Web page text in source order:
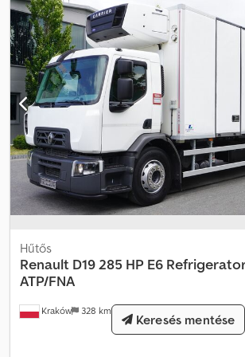
exposición de Renault. 1 propietario desde
accidentes. ¡El estado técnico y visual es
Afszrw N Dsvjha
Kraków 328 km
Hűtős
Renault D19 285 HP E6
ATP/FNA
Keresés mentése